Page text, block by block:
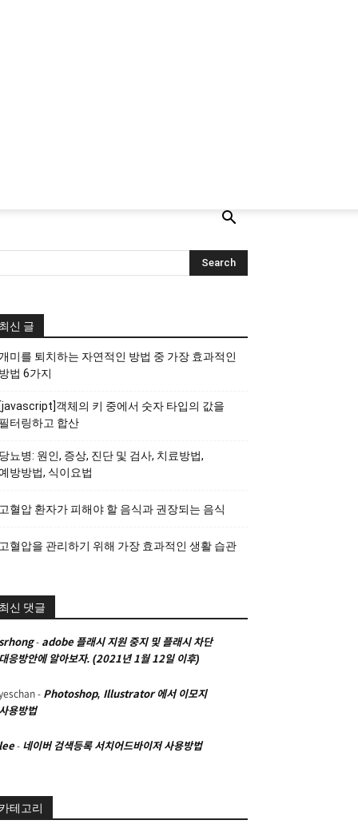
신 글
미를 퇴치하는 자연적인 방법 중 가장 효과적인
법 6가지
객체의 키 중에서 숫자 타입의 값을
터링하고 합산
뇨병: 원인, 증상, 진단 및 검사, 치료방법,
방방법, 식이요법
혈압 환자가 피해야 할 음식과 권장되는 음식
혈압을 관리하기 위해 가장 효과적인 생활 습관
신 댓글
- adobe 플래시 지원 중지 및 플래시 차단
응방안에 알아보자. (2021년 1월 12일 이후)
- Photoshop, Illustrator 에서 이모지
용방법
- 네이버 검색등록 서치어드바이저 사용방법
테고리